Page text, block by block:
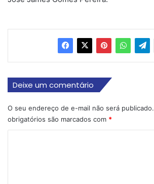
Deixe um comentário
O seu endereço de e-mail não será publicado.
obrigatórios são marcados com *